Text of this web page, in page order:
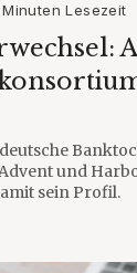
Lesezeit
und
sein Profil.